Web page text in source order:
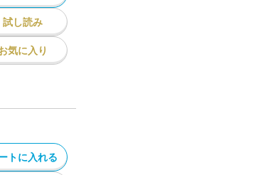
試し読み
気に入り
トに入れる